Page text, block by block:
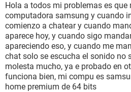
Hola a todos mi problemas es que
computadora samsung y cuando
comienzo a chatear y cuando
aparece hoy, y cuando sigo
apareciendo eso, y cuando me
chat solo se escucha el sonido no
molesta mucho, ya e probado en
funciona bien, mi compu es
home premium de 64 bits